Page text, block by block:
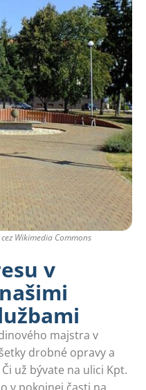
Wikimedia Commons
v
majstra v
drobné opravy a
už bývate na ulici Kpt.